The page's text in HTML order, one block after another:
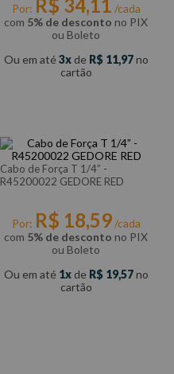
Por: R$ 34,11 /cada
com 5% de desconto no PIX
ou Boleto
Ou em até 3 de R$ 11,97no
cartão
Cabo de Força T 1/4” -
R45200022 GEDORE RED
Por: R$ 18,59/cada
com 5% de desconto no PIX
ou Boleto
Ou em até 1 de R$ 19,57no
cartão